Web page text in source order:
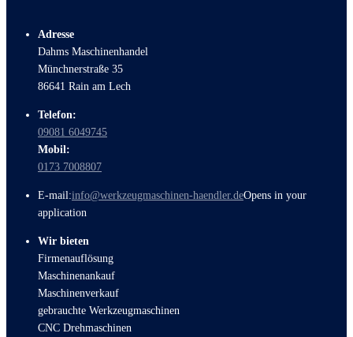
Adresse
Dahms Maschinenhandel
Münchnerstraße 35
86641 Rain am Lech
Telefon:
09081 6049745
Mobil:
0173 7008807
E-mail:info@werkzeugmaschinen-haendler.deOpens in your
application
Wir bieten
Firmenauflösung
Maschinenankauf
Maschinenverkauf
gebrauchte Werkzeugmaschinen
CNC Drehmaschinen